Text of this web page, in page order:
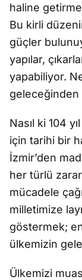
haline
Bu kirli
güçler
yapılar,
yapabiliyor.
geleceğinden
Nasıl ki 104
için tarihi bir
İzmir’den
her türlü
mücadele
milletimize
göstermek;
ülkemizin
Ülkemizi